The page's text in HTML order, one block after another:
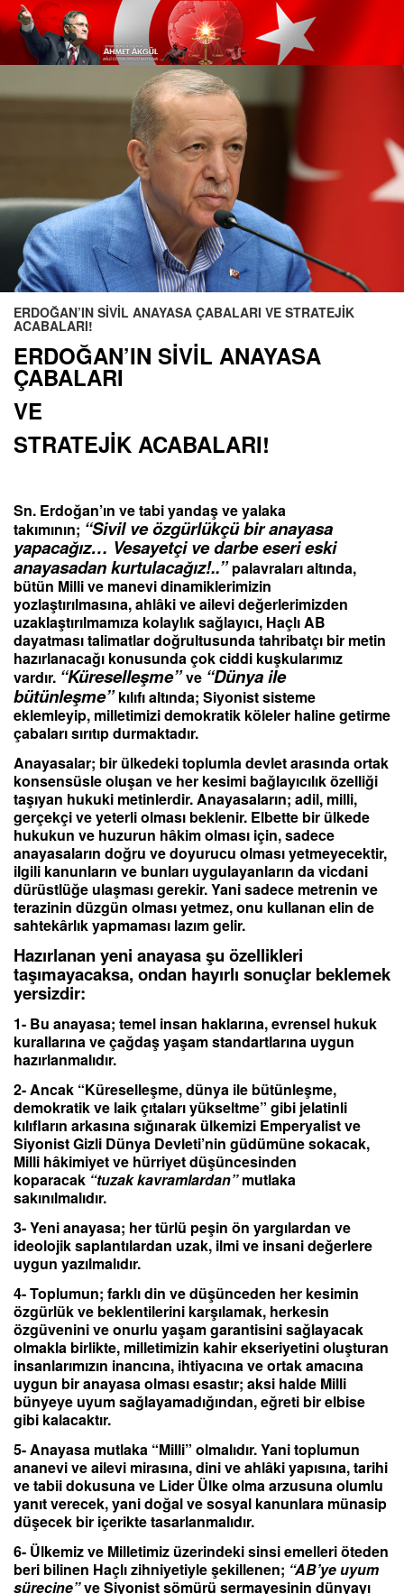
ERDOĞAN’IN SİVİL ANAYASA ÇABALARI VE STRATEJİK
ACABALARI!
ERDOĞAN’IN SİVİL ANAYASA
ÇABALARI
VE
STRATEJİK ACABALARI!
Sn. Erdoğan’ın ve tabi yandaş ve yalaka
takımının; “Sivil ve özgürlükçü bir anayasa
yapacağız… Vesayetçi ve darbe eseri eski
anayasadan kurtulacağız!..” palavraları altında,
bütün Milli ve manevi dinamiklerimizin
yozlaştırılmasına, ahlâki ve ailevi değerlerimizden
uzaklaştırılmamıza kolaylık sağlayıcı, Haçlı AB
dayatması talimatlar doğrultusunda tahribatçı bir metin
hazırlanacağı konusunda çok ciddi kuşkularımız
vardır. “Küreselleşme”ve “Dünya ile
bütünleşme” kılıfı altında; Siyonist sisteme
eklemleyip, milletimizi demokratik köleler haline getirme
çabaları sırıtıp durmaktadır.
Anayasalar; bir ülkedeki toplumla devlet arasında ortak
konsensüsle oluşan ve her kesimi bağlayıcılık özelliği
taşıyan hukuki metinlerdir. Anayasaların; adil, milli,
gerçekçi ve yeterli olması beklenir. Elbette bir ülkede
hukukun ve huzurun hâkim olması için, sadece
anayasaların doğru ve doyurucu olması yetmeyecektir,
ilgili kanunların ve bunları uygulayanların da vicdani
dürüstlüğe ulaşması gerekir. Yani sadece metrenin ve
terazinin düzgün olması yetmez, onu kullanan elin de
sahtekârlık yapmaması lazım gelir.
Hazırlanan yeni anayasa şu özellikleri
taşımayacaksa, ondan hayırlı sonuçlar beklemek
yersizdir:
1- Bu anayasa; temel insan haklarına, evrensel hukuk
kurallarına ve çağdaş yaşam standartlarına uygun
hazırlanmalıdır.
2- Ancak “Küreselleşme, dünya ile bütünleşme,
demokratik ve laik çıtaları yükseltme” gibi jelatinli
kılıfların arkasına sığınarak ülkemizi Emperyalist ve
Siyonist Gizli Dünya Devleti’nin güdümüne sokacak,
Milli hâkimiyet ve hürriyet düşüncesinden
koparacak “tuzak kavramlardan”mutlaka
sakınılmalıdır.
3- Yeni anayasa; her türlü peşin ön yargılardan ve
ideolojik saplantılardan uzak, ilmi ve insani değerlere
uygun yazılmalıdır.
4- Toplumun; farklı din ve düşünceden her kesimin
özgürlük ve beklentilerini karşılamak, herkesin
özgüvenini ve onurlu yaşam garantisini sağlayacak
olmakla birlikte, milletimizin kahir ekseriyetini oluşturan
insanlarımızın inancına, ihtiyacına ve ortak amacına
uygun bir anayasa olması esastır; aksi halde Milli
bünyeye uyum sağlayamadığından, eğreti bir elbise
gibi kalacaktır.
5- Anayasa mutlaka “Milli” olmalıdır. Yani toplumun
ananevi ve ailevi mirasına, dini ve ahlâki yapısına, tarihi
ve tabii dokusuna ve Lider Ülke olma arzusuna olumlu
yanıt verecek, yani doğal ve sosyal kanunlara münasip
düşecek bir içerikte tasarlanmalıdır.
6- Ülkemiz ve Milletimiz üzerindeki sinsi emelleri öteden
beri bilinen Haçlı zihniyetiyle şekillenen; “AB’ye uyum
sürecine”ve Siyonist sömürü sermayesinin dünyayı